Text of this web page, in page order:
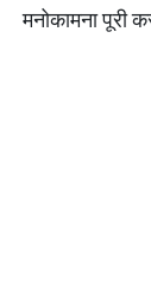
मनोकामना पूरी